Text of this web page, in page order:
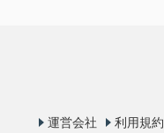
運営会社 利用規約